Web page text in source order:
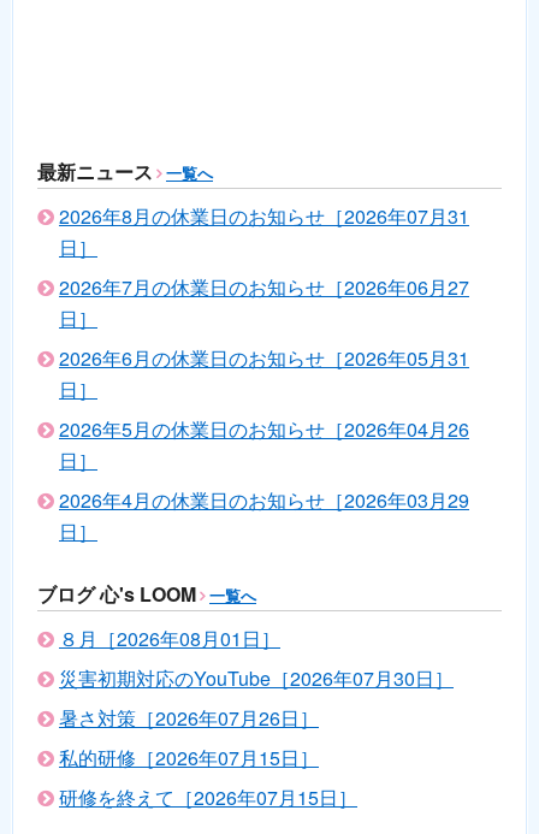
最新ニュース 一覧へ
2026年8月の休業日のお知らせ［2026年07月31
日］
2026年7月の休業日のお知らせ［2026年06月27
日］
2026年6月の休業日のお知らせ［2026年05月31
日］
2026年5月の休業日のお知らせ［2026年04月26
日］
2026年4月の休業日のお知らせ［2026年03月29
日］
ブログ 心's LOOM 一覧へ
８月［2026年08月01日］
災害初期対応のYouTube［2026年07月30日］
暑さ対策［2026年07月26日］
私的研修［2026年07月15日］
研修を終えて［2026年07月15日］